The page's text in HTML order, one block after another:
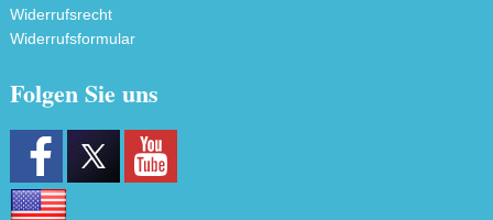
Widerrufsrecht
Widerrufsformular
Folgen Sie uns